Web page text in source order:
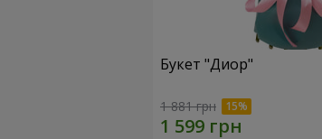
Букет "Диор"
1 881 грн